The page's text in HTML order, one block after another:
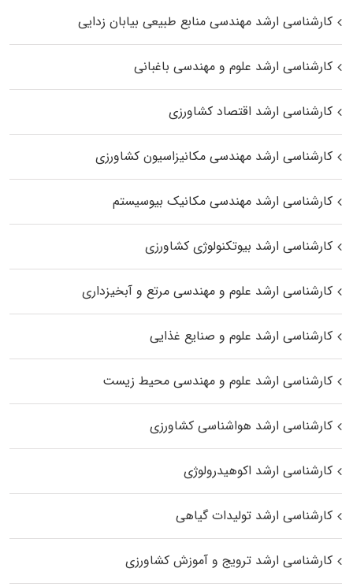
کارشناسی ارشد مهندسی منابع طبیعی بیابان زدایی
کارشناسی ارشد علوم و مهندسی باغبانی
کارشناسی ارشد اقتصاد کشاورزی
کارشناسی ارشد مهندسی مکانیزاسیون کشاورزی
کارشناسی ارشد مهندسی مکانیک بیوسیستم
کارشناسی ارشد بیوتکنولوژی کشاورزی
کارشناسی ارشد علوم و مهندسی مرتع و آبخیزداری
کارشناسی ارشد علوم و صنایع غذایی
کارشناسی ارشد علوم و مهندسی محیط زیست
کارشناسی ارشد هواشناسی کشاورزی
کارشناسی ارشد اکوهیدرولوژی
کارشناسی ارشد تولیدات گیاهی
کارشناسی ارشد ترویج و آموزش کشاورزی